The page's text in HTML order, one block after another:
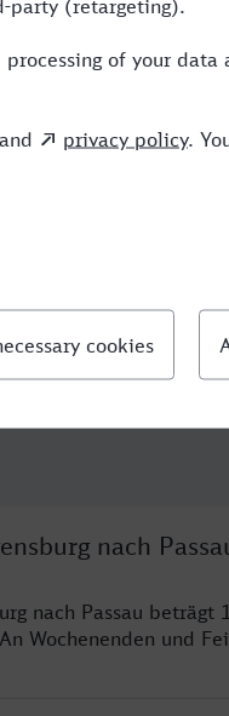
BUS
nach
nach Passau beträgt
Wochenenden und